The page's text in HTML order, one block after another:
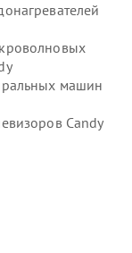
машин
Candy